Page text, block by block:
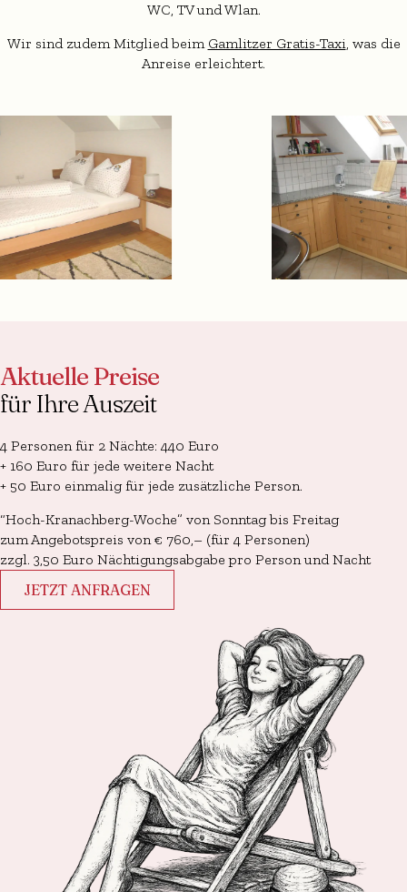
WC, TV und Wlan.
Wir sind zudem Mitglied beim Gamlitzer Gratis-Taxi, was die
Anreise erleichtert.
Aktuelle Preise
für Ihre Auszeit
4 Personen für 2 Nächte: 440 Euro
+ 160 Euro für jede weitere Nacht
+ 50 Euro einmalig für jede zusätzliche Person.
“Hoch-Kranachberg-Woche” von Sonntag bis Freitag
zum Angebotspreis von € 760,– (für 4 Personen)
zzgl. 3,50 Euro Nächtigungsabgabe pro Person und Nacht
JETZT ANFRAGEN